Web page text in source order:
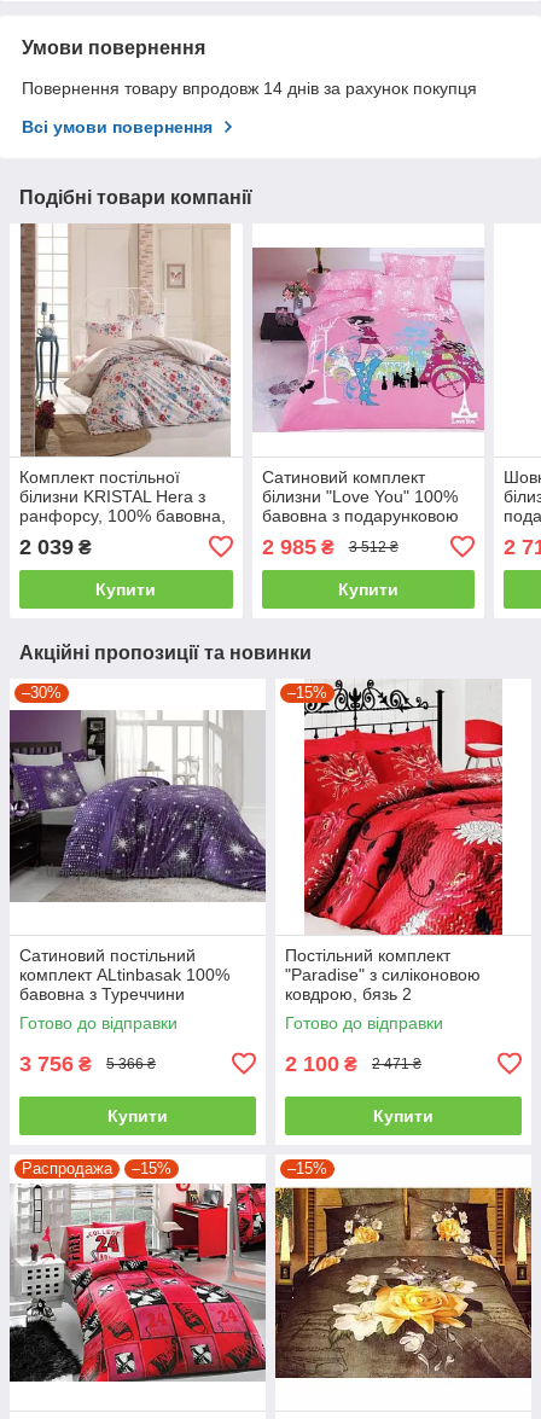
Умови повернення
Повернення товару впродовж 14 днів за рахунок покупця
Всі умови повернення
Подібні товари компанії
Комплект постільної
білизни KRISTAL Hera з
ранфорсу, 100% бавовна,
двоспальний - євро
2 039 ₴
Купити
Сатиновий комплект
білизни "Love You" 100%
бавовна з подарунковою
упаковкою двоспальний -
євро
2 985₴ 3 512 ₴
Купити
2
Акційні пропозиції та новинки
–30%
Сатиновий постільний
комплект ALtinbasak 100%
бавовна з Туреччини
двоспальний - євро
Готово до відправки
3 756 ₴ 5 366 ₴
Купити
–15%
Постільний комплект
"Paradise" з силіконовою
ковдрою, бязь 2
Готово до відправки
2 100 ₴ 2 471 ₴
Купити
Распродажа –15% –15%